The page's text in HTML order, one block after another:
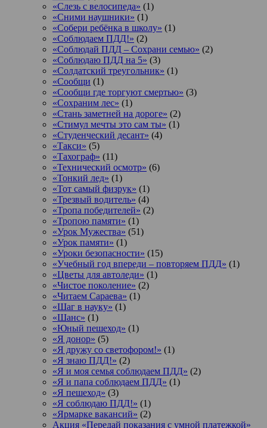
«Слезь с велосипеда» (1)
«Сними наушники» (1)
«Собери ребёнка в школу» (1)
«Соблюдаем ПДД!» (2)
«Соблюдай ПДД – Сохрани семью» (2)
«Соблюдаю ПДД на 5» (3)
«Солдатский треугольник» (1)
«Сообщи (1)
«Сообщи где торгуют смертью» (3)
«Сохраним лес» (1)
«Стань заметней на дороге» (2)
«Стимул мечты это сам ты» (1)
«Студенческий десант» (4)
«Такси» (5)
«Тахограф» (11)
«Технический осмотр» (6)
«Тонкий лед» (1)
«Тот самый физрук» (1)
«Трезвый водитель» (4)
«Тропа победителей» (2)
«Тропою памяти» (1)
«Урок Мужества» (51)
«Урок памяти» (1)
«Уроки безопасности» (15)
«Учебный год впереди – повторяем ПДД» (1)
«Цветы для автоледи» (1)
«Чистое поколение» (2)
«Читаем Сараева» (1)
«Шаг в науку» (1)
«Шанс» (1)
«Юный пешеход» (1)
«Я донор» (5)
«Я дружу со светофором!» (1)
«Я знаю ПДД!» (2)
«Я и моя семья соблюдаем ПДД» (2)
«Я и папа соблюдаем ПДД» (1)
«Я пешеход» (3)
«Я соблюдаю ПДД!» (1)
«Ярмарке вакансий» (2)
Акция «Передай показания с умной платежкой»